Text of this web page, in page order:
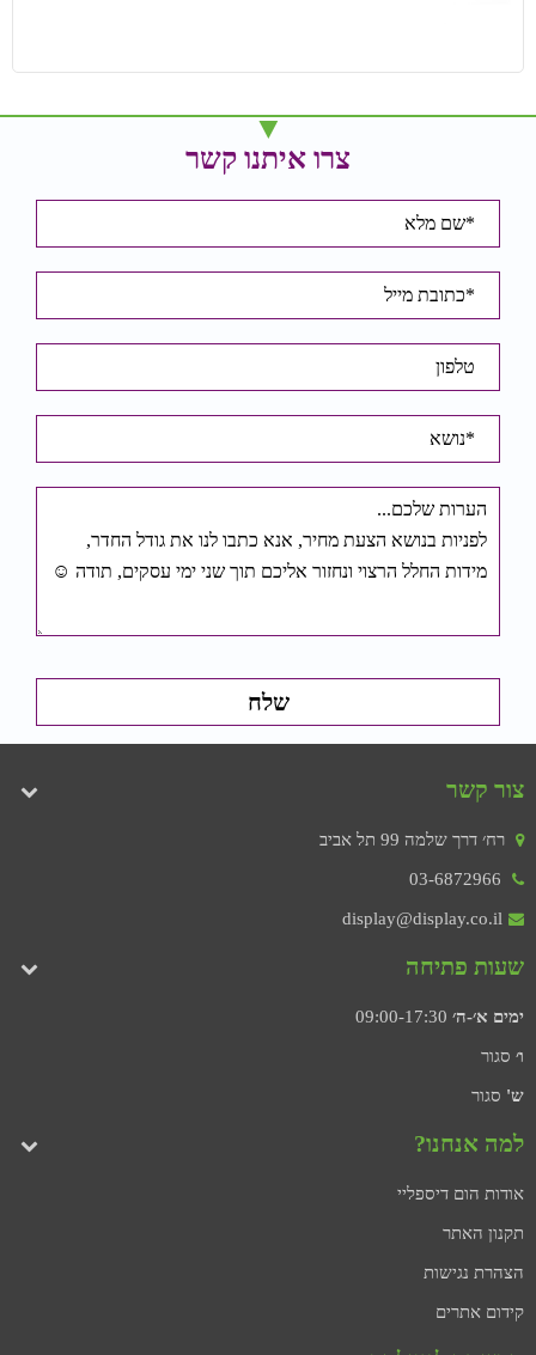
צרו איתנו קשר
צור קשר
רח׳ דרך שלמה 99 תל אביב
03-6872966
display@display.co.il
שעות פתיחה
ימים א׳-ה׳
ו׳ סגור
ש' סגור
למה אנחנו?
אודות הום דיספליי
תקנון האתר
הצהרת נגישות
קידום אתרים